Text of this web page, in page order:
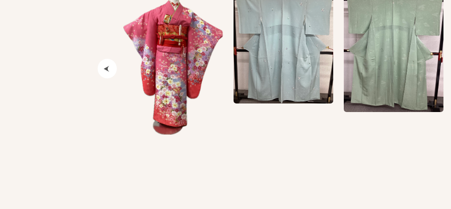
Previous